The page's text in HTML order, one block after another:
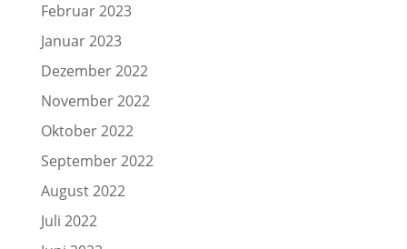
Februar 2023
Januar 2023
Dezember 2022
November 2022
Oktober 2022
September 2022
August 2022
Juli 2022